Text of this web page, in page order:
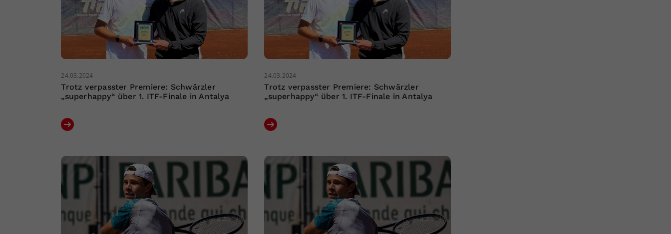
24.03.2024
Trotz verpasster Premiere: Schwärzler
„superhappy“ über 1. ITF-Finale in Antalya
24.03.2024
Trotz verpasster Premiere: Schwärzler
„superhappy“ über 1. ITF-Finale in Antalya